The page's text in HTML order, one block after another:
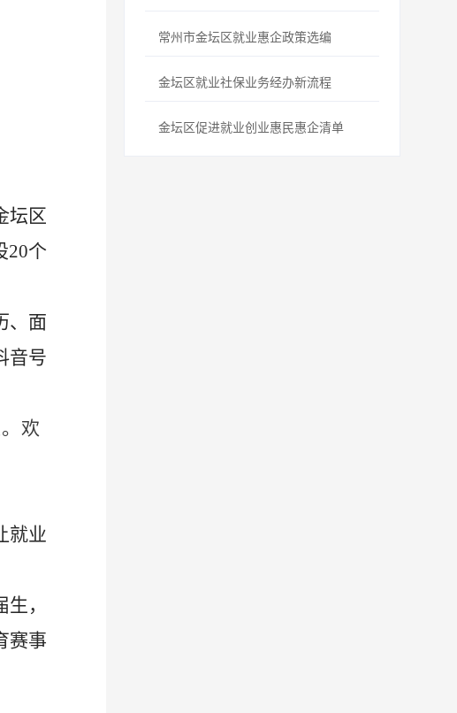
坛区
20个
、面
音号
欢
就业
，
赛事
常州市金坛区就业惠企政策选编
金坛区就业社保业务经办新流程
金坛区促进就业创业惠民惠企清单